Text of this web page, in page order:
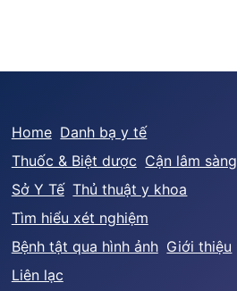
Home Danh bạ y tế
Thuốc & Biệt dược Cận lâm sàng
Sở Y Tế Thủ thuật y khoa
Tìm hiểu xét nghiệm
Bệnh tật qua hình ảnh Giới thiệu
Liên lạc